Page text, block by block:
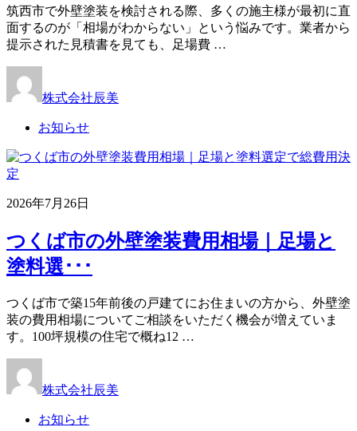
筑西市で外壁塗装を検討される際、多くの施主様が最初に直
面するのが「相場がわからない」という悩みです。業者から
提示された見積書を見ても、足場費 …
株式会社辰美
お知らせ
2026年7月26日
つくば市の外壁塗装費用相場｜足場と
塗料選･･･
つくば市で築15年前後の戸建てにお住まいの方から、外壁塗
装の費用相場についてご相談をいただく機会が増えていま
す。100坪規模の住宅で概ね12 …
株式会社辰美
お知らせ